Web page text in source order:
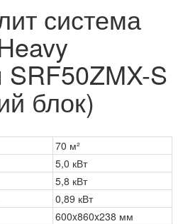
система
SRF50ZMX-S
блок)
70 м²
5,0 кВт
5,8 кВт
0,89 кВт
600x860x238 мм